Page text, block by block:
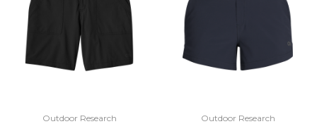
Outdoor Research Outdoor Research